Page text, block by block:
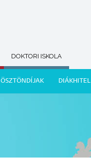
DOKTORI ISKOLA
ÖSZTÖNDÍJAK DIÁKHITEL